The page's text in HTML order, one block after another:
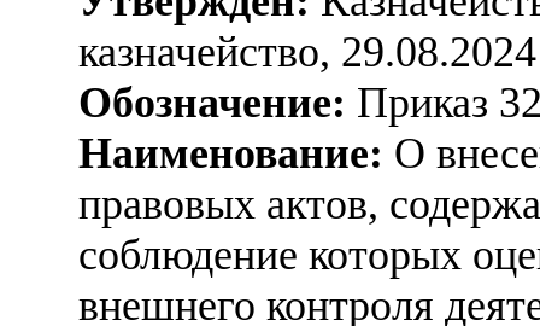
казначейство, 29.08.2024
Обозначение: Приказ
Наименование: О
правовых актов,
соблюдение которых
внешнего контроля